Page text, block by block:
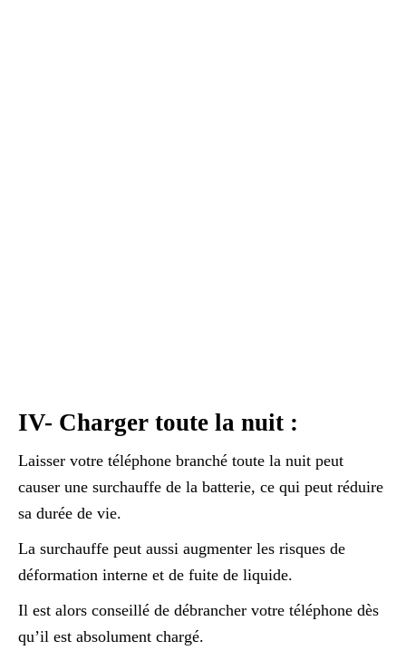
IV- Charger toute la nuit :
Laisser votre téléphone branché toute la nuit peut
causer une surchauffe de la batterie, ce qui peut réduire
sa durée de vie.
La surchauffe peut aussi augmenter les risques de
déformation interne et de fuite de liquide.
Il est alors conseillé de débrancher votre téléphone dès
qu’il est absolument chargé.